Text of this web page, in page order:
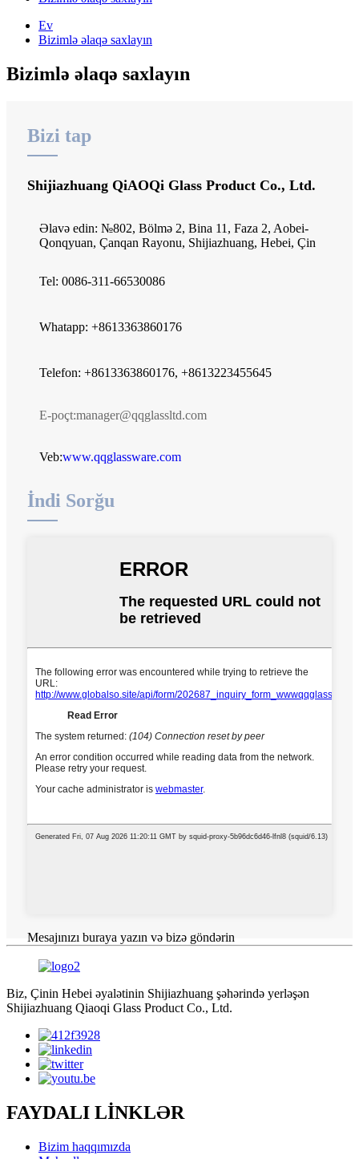
Ev
Bizimlə əlaqə saxlayın
Bizimlə əlaqə saxlayın
Bizi tap
Shijiazhuang QiAOQi Glass Product Co., Ltd.
Əlavə edin: №802, Bölmə 2, Bina 11, Faza 2, Aobei-
Qonqyuan, Çanqan Rayonu, Shijiazhuang, Hebei, Çin
Tel: 0086-311-66530086
Whatapp: +8613363860176
Telefon: +8613363860176, +8613223455645
E-poçt:manager@qqglassltd.com
Veb:www.qqglassware.com
İndi Sorğu
Mesajınızı buraya yazın və bizə göndərin
Biz, Çinin Hebei əyalətinin Shijiazhuang şəhərində yerləşən
Shijiazhuang Qiaoqi Glass Product Co., Ltd.
FAYDALI LİNKLƏR
Bizim haqqımızda